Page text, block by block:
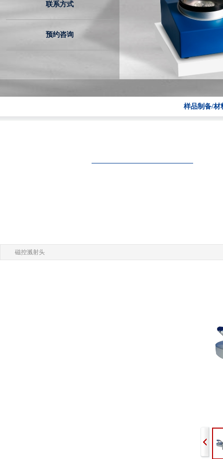
联系方式
预约咨询
样品制备/材
磁控溅射头